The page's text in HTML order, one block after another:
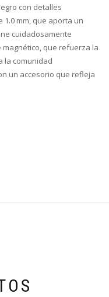
con detalles
mm, que aporta un
cuidadosamente
que refuerza la
la comunidad
un accesorio que refleja